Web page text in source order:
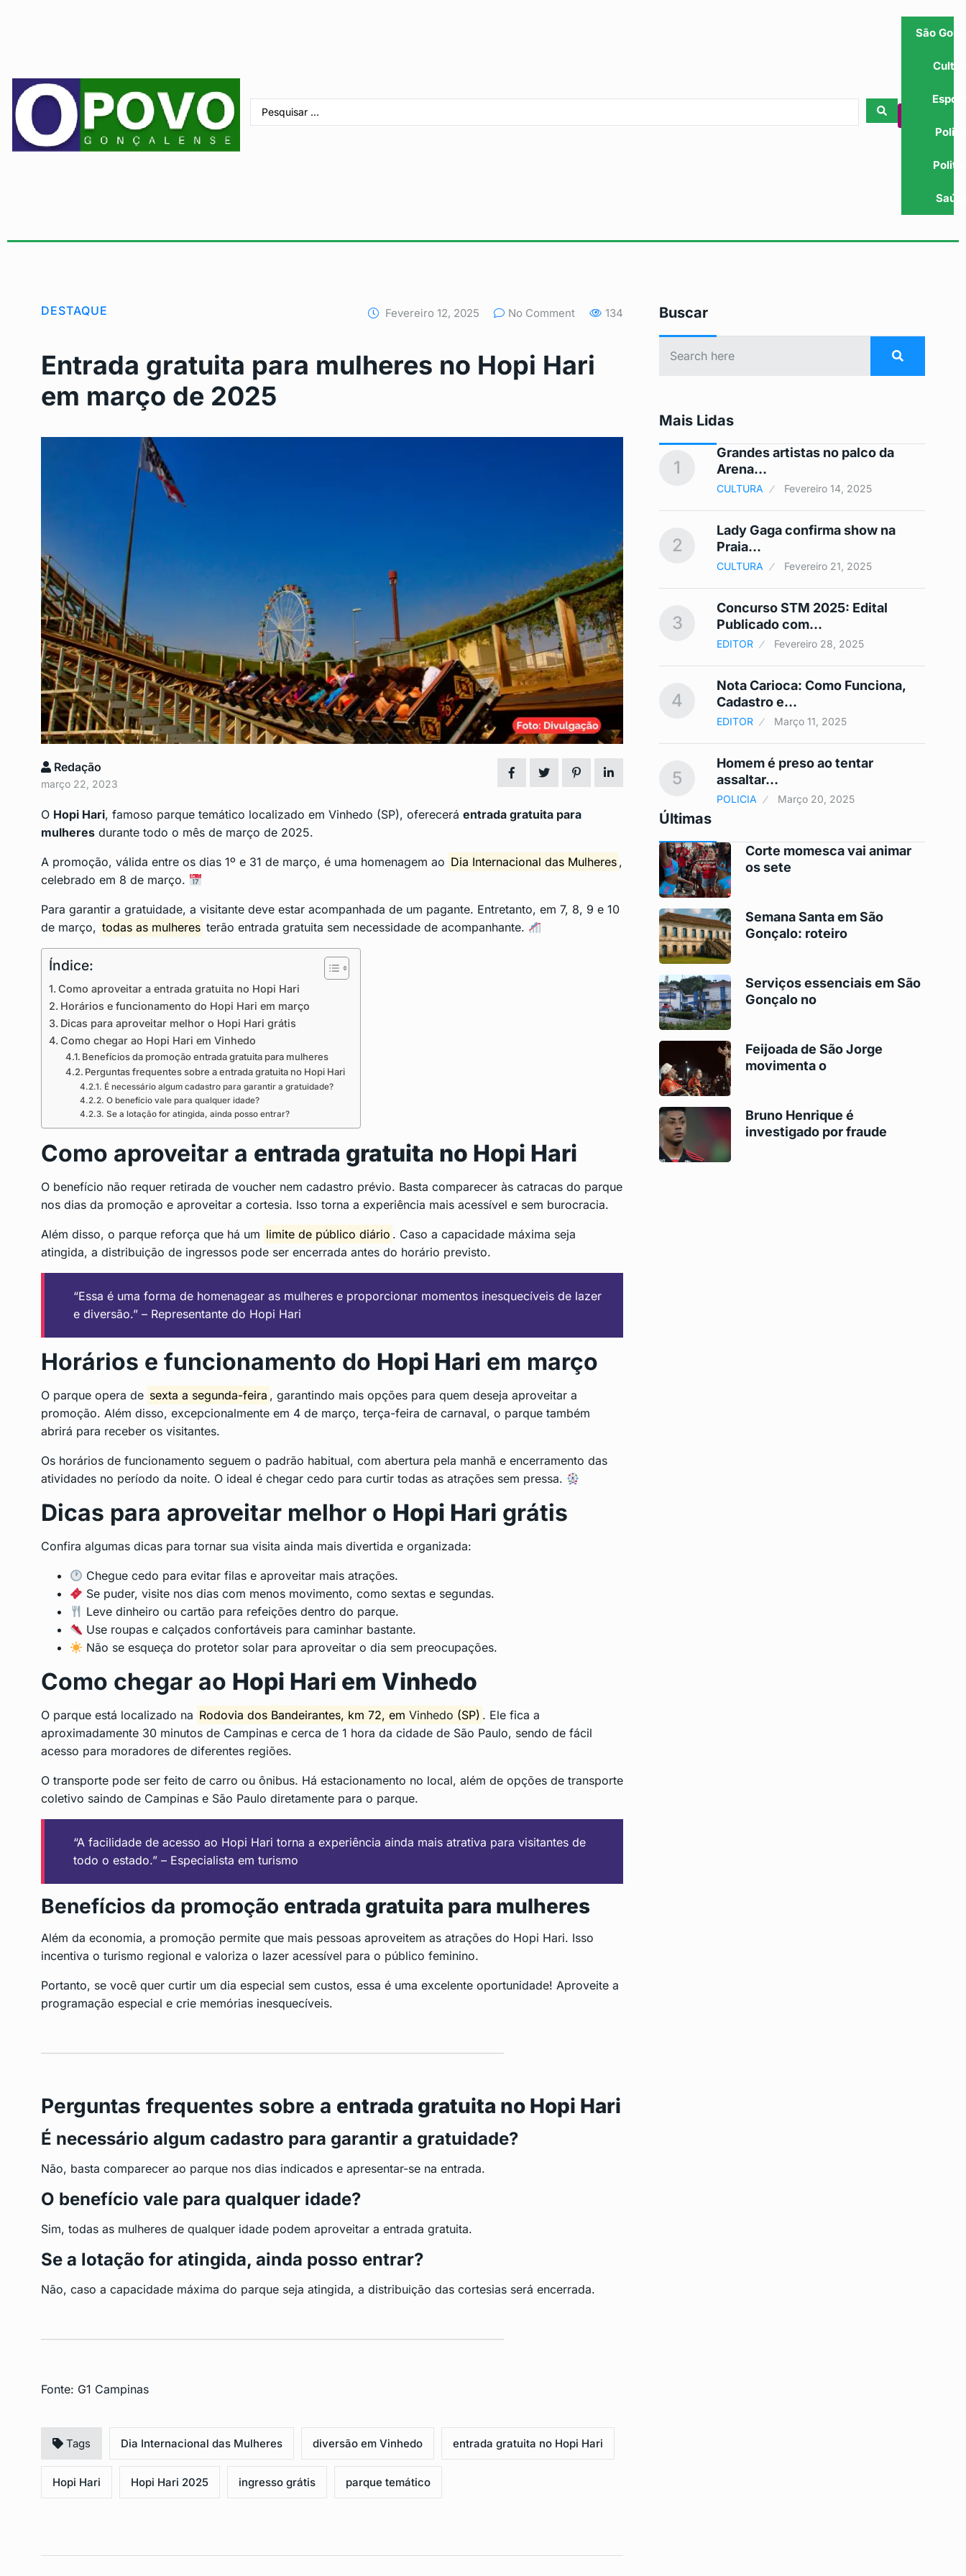
São
DESTAQUE Fevereiro 12, 2025 No Comment 134
Entrada gratuita para mulheres no Hopi Hari
em março de 2025
Redação
março 22, 2023
O Hopi Hari, famoso parque temático localizado em Vinhedo (SP), oferecerá entrada gratuita para
mulheres durante todo o mês de março de 2025.
A promoção, válida entre os dias 1º e 31 de março, é uma homenagem ao Dia Internacional das Mulheres ,
celebrado em 8 de março.
Para garantir a gratuidade, a visitante deve estar acompanhada de um pagante. Entretanto, em 7, 8, 9 e 10
de março, todas as mulheres terão entrada gratuita sem necessidade de acompanhante.
Índice:
Como aproveitar a entrada gratuita no Hopi Hari
Horários e funcionamento do Hopi Hari em março
Dicas para aproveitar melhor o Hopi Hari grátis
Como chegar ao Hopi Hari em Vinhedo
Benefícios da promoção entrada gratuita para mulheres
Perguntas frequentes sobre a entrada gratuita no Hopi Hari
É necessário algum cadastro para garantir a gratuidade?
O benefício vale para qualquer idade?
Se a lotação for atingida, ainda posso entrar?
Como aproveitar a entrada gratuita no Hopi Hari
O benefício não requer retirada de voucher nem cadastro prévio. Basta comparecer às catracas do parque
nos dias da promoção e aproveitar a cortesia. Isso torna a experiência mais acessível e sem burocracia.
Além disso, o parque reforça que há um limite de público diário . Caso a capacidade máxima seja
atingida, a distribuição de ingressos pode ser encerrada antes do horário previsto.
“Essa é uma forma de homenagear as mulheres e proporcionar momentos inesquecíveis de lazer
e diversão.” – Representante do Hopi Hari
Horários e funcionamento do Hopi Hari em março
O parque opera de sexta a segunda-feira , garantindo mais opções para quem deseja aproveitar a
promoção. Além disso, excepcionalmente em 4 de março, terça-feira de carnaval, o parque também
abrirá para receber os visitantes.
Os horários de funcionamento seguem o padrão habitual, com abertura pela manhã e encerramento das
atividades no período da noite. O ideal é chegar cedo para curtir todas as atrações sem pressa.
Dicas para aproveitar melhor o Hopi Hari grátis
Confira algumas dicas para tornar sua visita ainda mais divertida e organizada:
Chegue cedo para evitar filas e aproveitar mais atrações.
Se puder, visite nos dias com menos movimento, como sextas e segundas.
Leve dinheiro ou cartão para refeições dentro do parque.
Use roupas e calçados confortáveis para caminhar bastante.
Não se esqueça do protetor solar para aproveitar o dia sem preocupações.
Como chegar ao Hopi Hari em Vinhedo
O parque está localizado na Rodovia dos Bandeirantes, km 72, emVinhedo (SP) . Ele fica a
aproximadamente 30 minutos de Campinas e cerca de 1 hora da cidade de São Paulo, sendo de fácil
acesso para moradores de diferentes regiões.
O transporte pode ser feito de carro ou ônibus. Há estacionamento no local, além de opções de transporte
coletivo saindo de Campinas e São Paulo diretamente para o parque.
“A facilidade de acesso ao Hopi Hari torna a experiência ainda mais atrativa para visitantes de
todo o estado.” – Especialista em turismo
Benefícios da promoção entrada gratuita para mulheres
Além da economia, a promoção permite que mais pessoas aproveitem as atrações do Hopi Hari. Isso
incentiva o turismo regional e valoriza o lazer acessível para o público feminino.
Portanto, se você quer curtir um dia especial sem custos, essa é uma excelente oportunidade! Aproveite a
programação especial e crie memórias inesquecíveis.
Perguntas frequentes sobre a entrada gratuita no Hopi Hari
É necessário algum cadastro para garantir a gratuidade?
Não, basta comparecer ao parque nos dias indicados e apresentar-se na entrada.
O benefício vale para qualquer idade?
Sim, todas as mulheres de qualquer idade podem aproveitar a entrada gratuita.
Se a lotação for atingida, ainda posso entrar?
Não, caso a capacidade máxima do parque seja atingida, a distribuição das cortesias será encerrada.
Fonte: G1 Campinas
Tags Dia Internacional das Mulheres diversão em Vinhedo entrada gratuita no Hopi Hari
Hopi Hari Hopi Hari 2025 ingresso grátis parque temático
Buscar
Mais Lidas
6
Bairro de Campo Grande, Rio
Outubro 18, 2022
9
São Gonçalo inscreve para
seminário de…
SÃO GONÇALO Maio 7, 2024
Em grande noite em Maricá,
Programa de nutrição de São
Gonçalo…
SAÚDE Maio 23, 2024
14
Lagoinha vai ganhar nova clínica
municipal
LAGOINHA Maio 28, 2024
Cirurgias Oncológicas em São
Gonçalo: Um…
1
Grandes artistas no palco da
Arena…
CULTURA Fevereiro 14, 2025
2
Lady Gaga confirma show na
Praia…
CULTURA Fevereiro 21, 2025
3
Concurso STM 2025: Edital
Publicado com…
EDITOR Fevereiro 28, 2025
4
Nota Carioca: Como Funciona,
Cadastro e…
EDITOR Março 11, 2025
5
Homem é preso ao tentar
assaltar…
POLICIA Março 20, 2025
Últimas
Corte momesca vai animar
os sete
Semana Santa em São
Gonçalo: roteiro
Serviços essenciais em São
Gonçalo no
Feijoada de São Jorge
movimenta o
Bruno Henrique é
investigado por fraude